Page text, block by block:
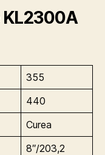
KL2300A
355
440
Curea
8″/203,2